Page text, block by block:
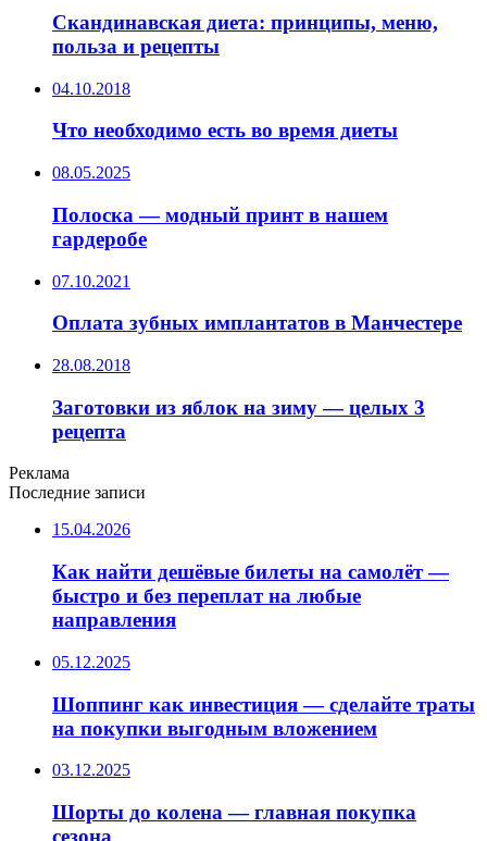
Скандинавская диета: принципы, меню,
польза и рецепты
04.10.2018
Что необходимо есть во время диеты
08.05.2025
Полоска — модный принт в нашем
гардеробе
07.10.2021
Оплата зубных имплантатов в Манчестере
28.08.2018
Заготовки из яблок на зиму — целых 3
рецепта
Реклама
Последние записи
15.04.2026
Как найти дешёвые билеты на самолёт —
быстро и без переплат на любые
направления
05.12.2025
Шоппинг как инвестиция — сделайте траты
на покупки выгодным вложением
03.12.2025
Шорты до колена — главная покупка
сезона